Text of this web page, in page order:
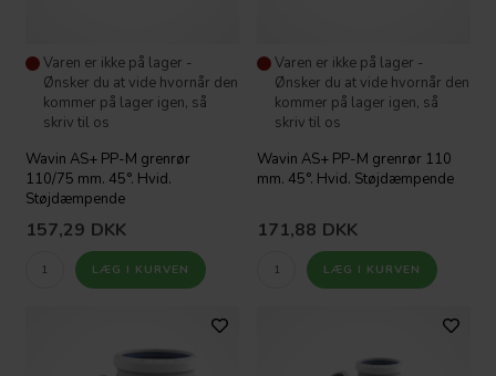
Varen er ikke på lager -
Ønsker du at vide hvornår den
kommer på lager igen, så
skriv til os
Wavin AS+ PP-M grenrør
110/75 mm. 45°. Hvid.
Støjdæmpende
157,29 DKK
Varen er ikke på lager -
Ønsker du at vide hvornår den
kommer på lager igen, så
skriv til os
Wavin AS+ PP-M grenrør 110
mm. 45°. Hvid. Støjdæmpende
171,88 DKK